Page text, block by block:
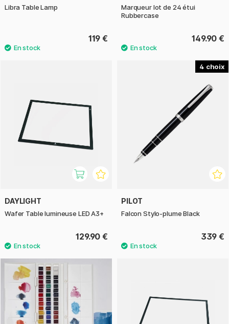
Libra Table Lamp
119 €
Marqueur lot de 24 étui
Rubbercase
149.90 €
DAYLIGHT
Wafer Table lumineuse LED A3+
129.90 €
4
PILOT
Falcon Stylo-plume Black
339 €